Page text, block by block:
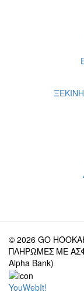
© 2026 GO
ΠΛΗΡΩΜΕΣ ΜΕ
Alpha Bank)
YouWebIt!